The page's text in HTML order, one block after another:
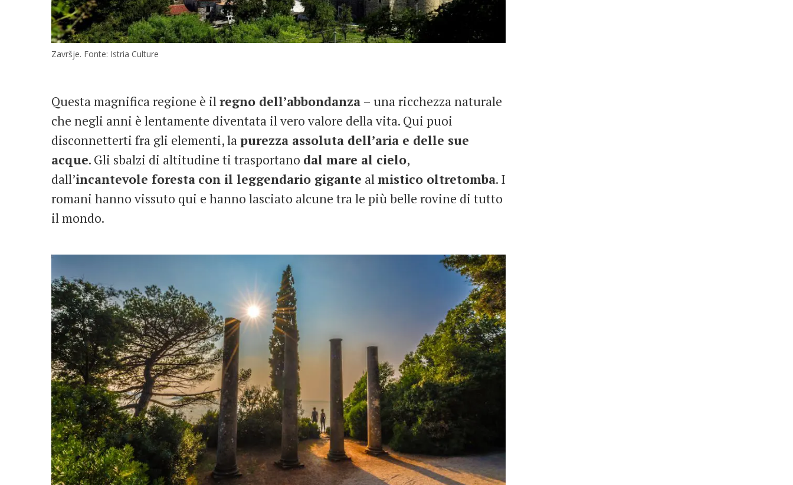
Završje. Fonte: Istria Culture
Questa magnifica regione è ilregno dell’abbondanza – una ricchezza naturale
che negli anni è lentamente diventata il vero valore della vita. Qui puoi
disconnetterti fra gli elementi, lapurezza assoluta dell’aria e delle sue
acque. Gli sbalzi di altitudine ti trasportano dal mare al cielo,
dall’incantevole foresta con il leggendario gigante almistico oltretomba. I
romani hanno vissuto qui e hanno lasciato alcune tra le più belle rovine di tutto
il mondo.